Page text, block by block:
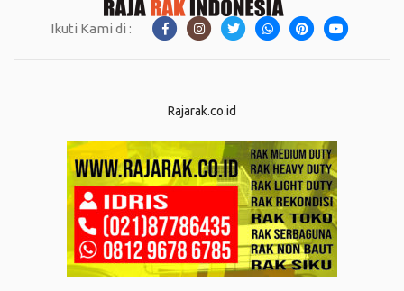
Ikuti Kami di :
Rajarak.co.id